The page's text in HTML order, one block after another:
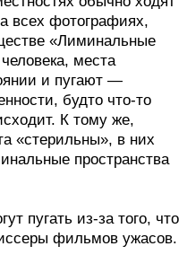
всех фотографиях,
«Лиминальные
места
и пугают —
будто что-то
К тому же,
«стерильны», в них
пространства
пугать из-за того, что
фильмов ужасов.